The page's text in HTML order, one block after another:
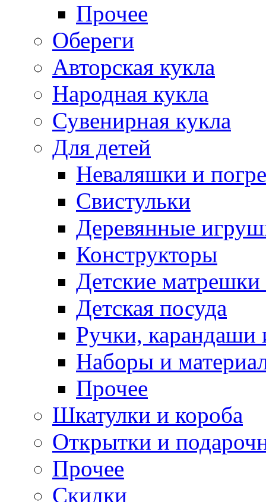
Прочее
Обереги
Авторская кукла
Народная кукла
Сувенирная кукла
Для детей
Неваляшки и
Свистульки
Деревянные
Конструкторы
Детские
Детская посуда
Ручки,
Наборы и
Прочее
Шкатулки и короба
Открытки и
Прочее
Скидки